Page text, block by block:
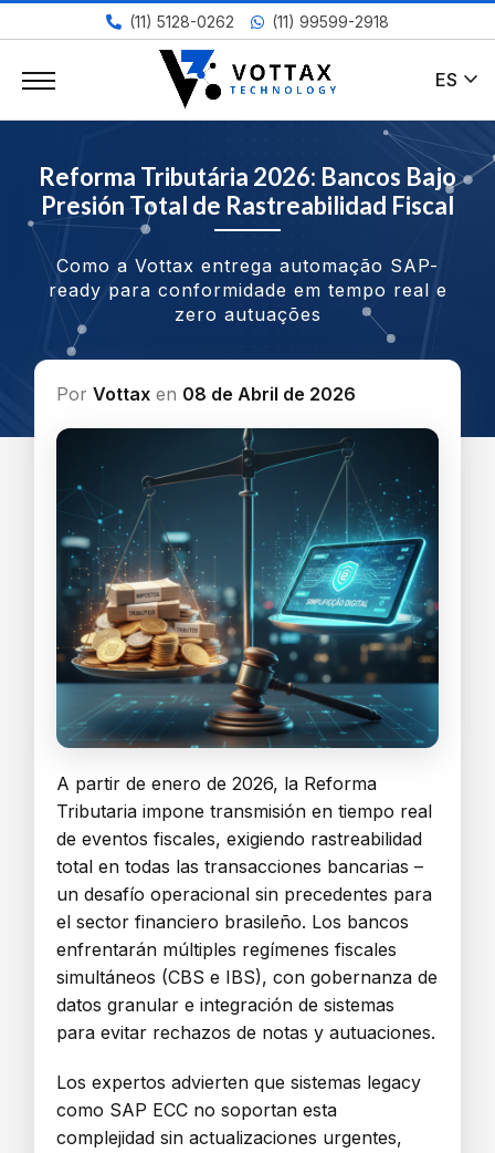
ES expand_more
(11) 5128-0262 (11) 99599-2918
Reforma Tributária 2026: Bancos Bajo
Presión Total de Rastreabilidad Fiscal
Como a Vottax entrega automação SAP-
ready para conformidade em tempo real e
zero autuações
PorVottax en 08 de Abril de 2026
A partir de enero de 2026, la Reforma
Tributaria impone transmisión en tiempo real
de eventos fiscales, exigiendo rastreabilidad
total en todas las transacciones bancarias –
un desafío operacional sin precedentes para
el sector financiero brasileño. Los bancos
enfrentarán múltiples regímenes fiscales
simultáneos (CBS e IBS), con gobernanza de
datos granular e integración de sistemas
para evitar rechazos de notas y autuaciones.
Los expertos advierten que sistemas legacy
como SAP ECC no soportan esta
complejidad sin actualizaciones urgentes,